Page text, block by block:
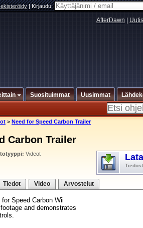
|Kirjaudu:
AfterDawn
Suosituimmat Uusimmat
> Need for Speed Carbon Trailer
Carbon Trailer
Videot
Tiedot Video Arvostelut
Speed Carbon Wii
and demonstrates